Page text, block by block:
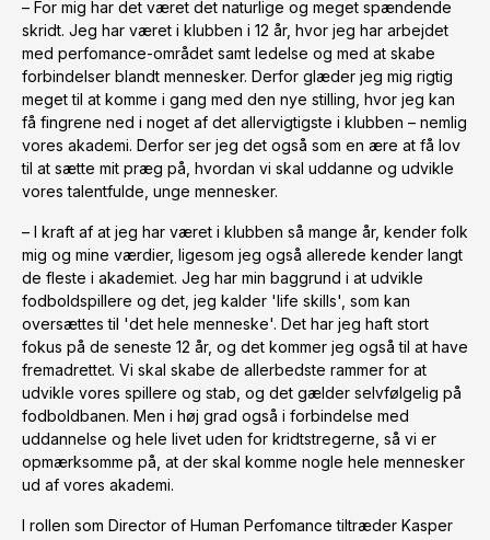
– For mig har det været det naturlige og meget spændende
skridt. Jeg har været i klubben i 12 år, hvor jeg har arbejdet
med perfomance-området samt ledelse og med at skabe
forbindelser blandt mennesker. Derfor glæder jeg mig rigtig
meget til at komme i gang med den nye stilling, hvor jeg kan
få fingrene ned i noget af det allervigtigste i klubben – nemlig
vores akademi. Derfor ser jeg det også som en ære at få lov
til at sætte mit præg på, hvordan vi skal uddanne og udvikle
vores talentfulde, unge mennesker.
– I kraft af at jeg har været i klubben så mange år, kender folk
mig og mine værdier, ligesom jeg også allerede kender langt
de fleste i akademiet. Jeg har min baggrund i at udvikle
fodboldspillere og det, jeg kalder 'life skills', som kan
oversættes til 'det hele menneske'. Det har jeg haft stort
fokus på de seneste 12 år, og det kommer jeg også til at have
fremadrettet. Vi skal skabe de allerbedste rammer for at
udvikle vores spillere og stab, og det gælder selvfølgelig på
fodboldbanen. Men i høj grad også i forbindelse med
uddannelse og hele livet uden for kridtstregerne, så vi er
opmærksomme på, at der skal komme nogle hele mennesker
ud af vores akademi.
I rollen som Director of Human Perfomance tiltræder Kasper